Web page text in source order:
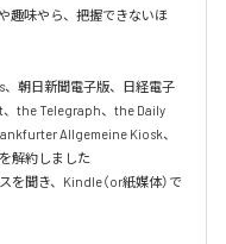
趣味やら、把握できないほ
朝日新聞電子版、日経電子
the Telegraph、the Daily
Allgemeine Kiosk、
解約しました
聞き、Kindle（or紙媒体）で